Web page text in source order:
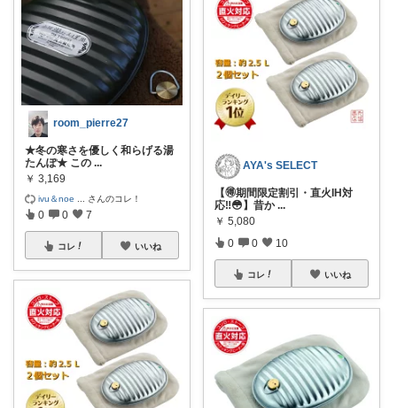
room_pierre27
★冬の寒さを優しく和らげる湯
たんぽ★ この ...
￥ 3,169
ivu＆noe さんのコレ！
0 0 7
コレ いいね
AYA's SELECT
【🉐期間限定割引・直火IH対
応‼️😳】昔か ...
￥ 5,080
0 0 10
コレ いいね